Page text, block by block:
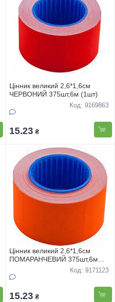
Цінник великий 2,6*1,6см
ЧЕРВОНИЙ 375шт,6м (1шт)
Код: 9169863
15.23 ₴
Цінник великий 2,6*1,6см
ПОМАРАНЧЕВИЙ 375шт,6м
Код: 9171123
15.23 ₴